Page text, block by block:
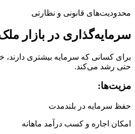
محدودیت‌های قانونی و نظارتی
سرمایه‌گذاری در بازار
برای کسانی که سرمایه بیشتری
حتی رشد می‌کند.
مزیت‌ها:
حفظ سرمایه در بلندمدت
امکان اجاره و کسب درآمد ماهانه